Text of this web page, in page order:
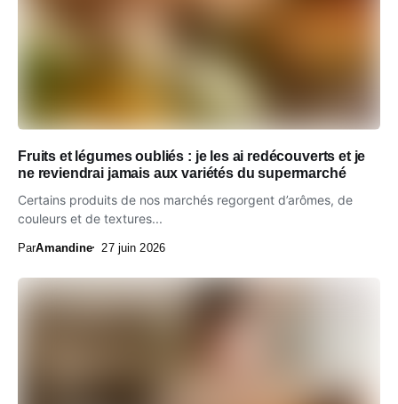
Fruits et légumes oubliés : je les ai redécouverts et je
ne reviendrai jamais aux variétés du supermarché
Certains produits de nos marchés regorgent d’arômes, de
couleurs et de textures...
ParAmandine 27 juin 2026